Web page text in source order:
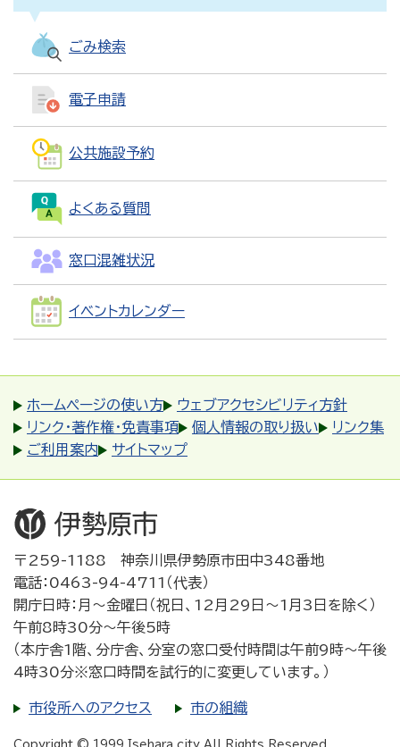
ごみ検索
電子申請
公共施設予約
よくある質問
窓口混雑状況
イベントカレンダー
ホームページの使い方
ウェブアクセシビリティ方針
リンク・著作権・免責事項
個人情報の取り扱い
リンク集
ご利用案内
サイトマップ
〒259-1188 神奈川県伊勢原市田中348番地
電話：0463-94-4711（代表）
開庁日時：月～金曜日（祝日、12月29日～1月3日を除く）
午前8時30分～午後5時
（本庁舎1階、分庁舎、分室の窓口受付時間は午前9時～午後
4時30分※窓口時間を試行的に変更しています。）
市役所へのアクセス 市の組織
Copyright © 1999 Isehara city All Rights Reserved.